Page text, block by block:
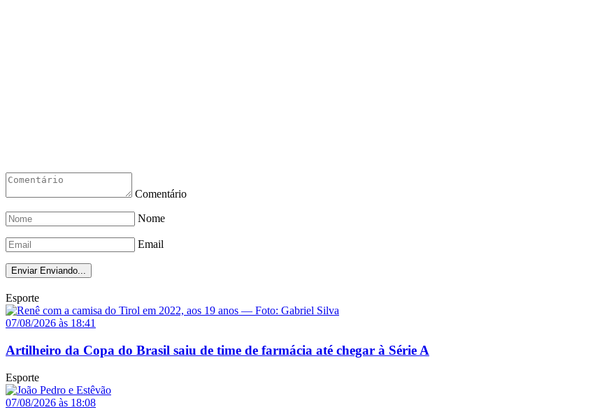
Comentário
Nome
Email
Enviar Enviando...
Esporte
07/08/2026 às 18:41
Artilheiro da Copa do Brasil saiu de time de farmácia até chegar à Série A
Esporte
07/08/2026 às 18:08